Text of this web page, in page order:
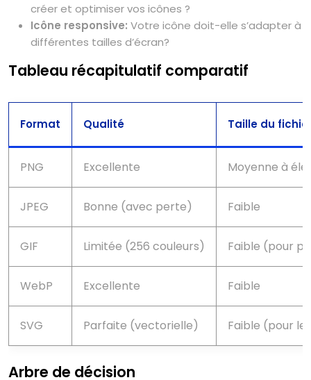
créer et optimiser vos icônes ?
Icône responsive: Votre icône doit-elle s’adapter à
différentes tailles d’écran?
Tableau récapitulatif comparatif
Format Qualité Taille du
PNG Excellente Moyenne à
JPEG Bonne (avec perte) Faible
GIF Limitée (256 couleurs) Faible (pour
WebP Excellente Faible
SVG Parfaite (vectorielle) Faible (pour
Arbre de décision